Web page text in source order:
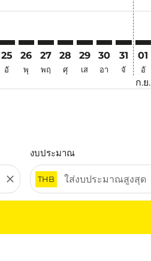
25
อั
26
พุ
27
พฤ
28
ศุ
29
เส
30
อา
31
จั
01
อั
ก.ย.
close
งบประมาณ
THB